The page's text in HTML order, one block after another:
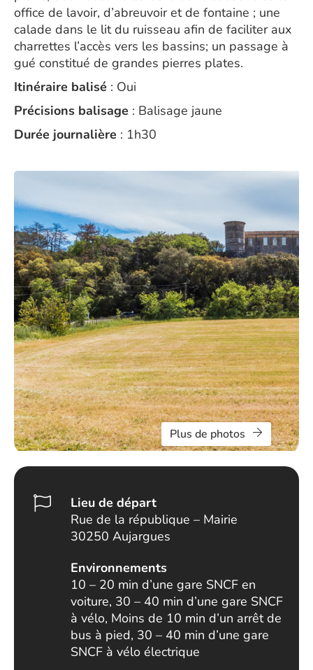
office de lavoir, d’abreuvoir et de fontaine ; une
calade dans le lit du ruisseau afin de faciliter aux
charrettes l’accès vers les bassins; un passage à
gué constitué de grandes pierres plates.
Itinéraire balisé : Oui
Précisions balisage : Balisage jaune
Durée journalière : 1h30
Plus de photos
Lieu de départ
Rue de la république – Mairie
30250 Aujargues
Environnements
10 – 20 min d’une gare SNCF en
voiture, 30 – 40 min d’une gare SNCF
à vélo, Moins de 10 min d’un arrêt de
bus à pied, 30 – 40 min d’une gare
SNCF à vélo électrique